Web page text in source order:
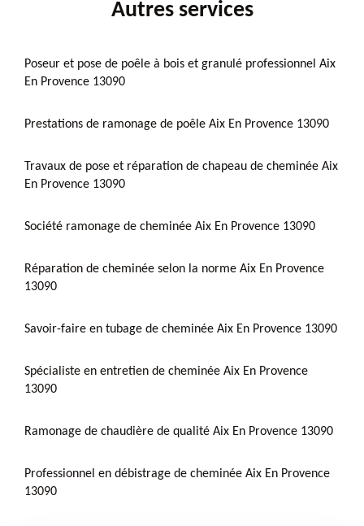
Autres services
Poseur et pose de poêle à bois et granulé professionnel Aix
En Provence 13090
Prestations de ramonage de poêle Aix En Provence 13090
Travaux de pose et réparation de chapeau de cheminée Aix
En Provence 13090
Société ramonage de cheminée Aix En Provence 13090
Réparation de cheminée selon la norme Aix En Provence
13090
Savoir-faire en tubage de cheminée Aix En Provence 13090
Spécialiste en entretien de cheminée Aix En Provence
13090
Ramonage de chaudière de qualité Aix En Provence 13090
Professionnel en débistrage de cheminée Aix En Provence
13090